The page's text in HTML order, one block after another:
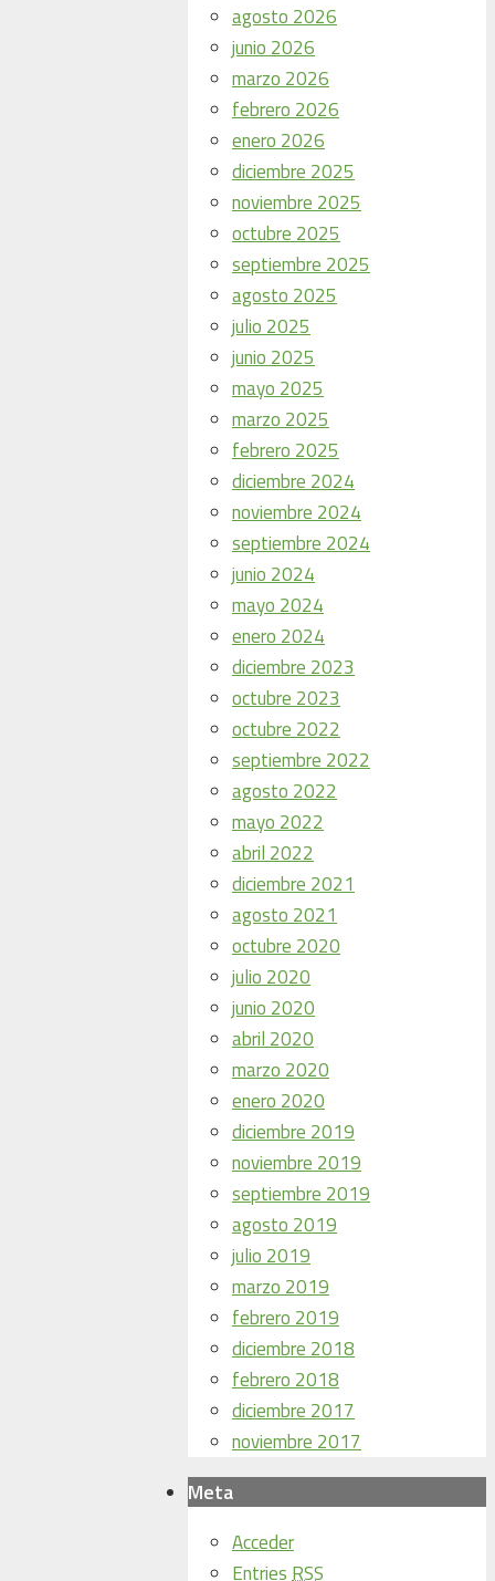
agosto 2026
junio 2026
marzo 2026
febrero 2026
enero 2026
diciembre 2025
noviembre 2025
octubre 2025
septiembre 2025
agosto 2025
julio 2025
junio 2025
mayo 2025
marzo 2025
febrero 2025
diciembre 2024
noviembre 2024
septiembre 2024
junio 2024
mayo 2024
enero 2024
diciembre 2023
octubre 2023
octubre 2022
septiembre 2022
agosto 2022
mayo 2022
abril 2022
diciembre 2021
agosto 2021
octubre 2020
julio 2020
junio 2020
abril 2020
marzo 2020
enero 2020
diciembre 2019
noviembre 2019
septiembre 2019
agosto 2019
julio 2019
marzo 2019
febrero 2019
diciembre 2018
febrero 2018
diciembre 2017
noviembre 2017
Meta
Acceder
EntriesRSS